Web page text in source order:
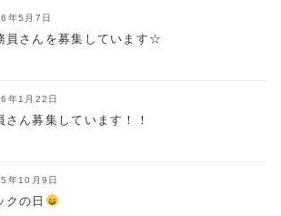
年5月7日
員さんを募集しています☆
年1月22日
さん募集しています！！
年10月9日
クの日